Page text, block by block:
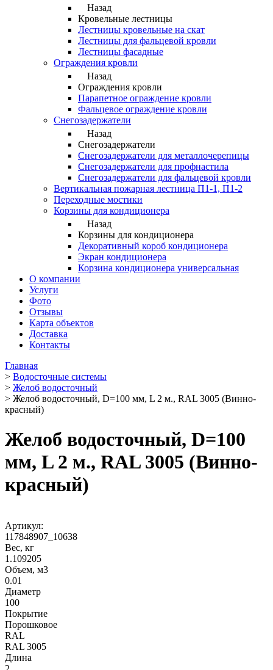
Назад
Кровельные лестницы
Лестницы кровельные на скат
Лестницы для фальцевой кровли
Лестницы фасадные
Ограждения кровли
Назад
Ограждения кровли
Парапетное ограждение кровли
Фальцевое ограждение кровли
Снегозадержатели
Назад
Снегозадержатели
Снегозадержатели для металлочерепицы
Снегозадержатели для профнастила
Снегозадержатели для фальцевой кровли
Вертикальная пожарная лестница П1-1, П1-2
Переходные мостики
Корзины для кондиционера
Назад
Корзины для кондиционера
Декоративный короб кондиционера
Экран кондиционера
Корзина кондиционера универсальная
О компании
Услуги
Фото
Отзывы
Карта объектов
Доставка
Контакты
Главная
> Водосточные системы
> Желоб водосточный
> Желоб водосточный, D=100 мм, L 2 м., RAL 3005 (Винно-
красный)
Желоб водосточный, D=100
мм, L 2 м., RAL 3005 (Винно-
красный)
Артикул:
117848907_10638
Вес, кг
1.109205
Объем, м3
0.01
Диаметр
100
Покрытие
Порошковое
RAL
RAL 3005
Длина